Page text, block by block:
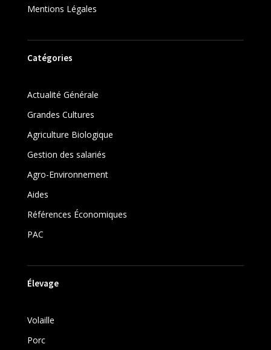
Mentions Légales
Catégories
Actualité Générale
Grandes Cultures
Agriculture Biologique
Gestion des salariés
Agro-Environnement
Aides
Références Économiques
PAC
Élevage
Volaille
Porc